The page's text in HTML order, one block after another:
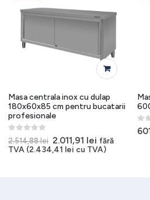
Masa centrala inox cu dulap
180x60x85 cm pentru bucatarii
profesionale
0 out of 5
2.514,88lei Prețul
inițial
a
2.011,91 leiPrețul
curent
fără
TVA (2.434,41 lei cu TVA)
0